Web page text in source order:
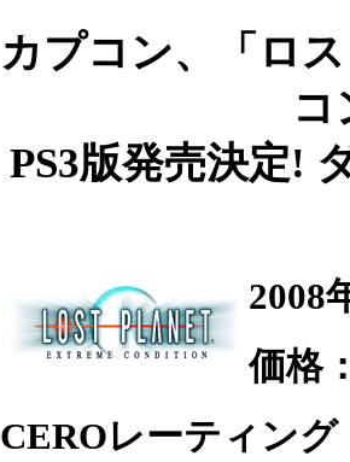
カプコン、「ロ
コ
PS3版発売決定!
2008
価格
CEROレーティング